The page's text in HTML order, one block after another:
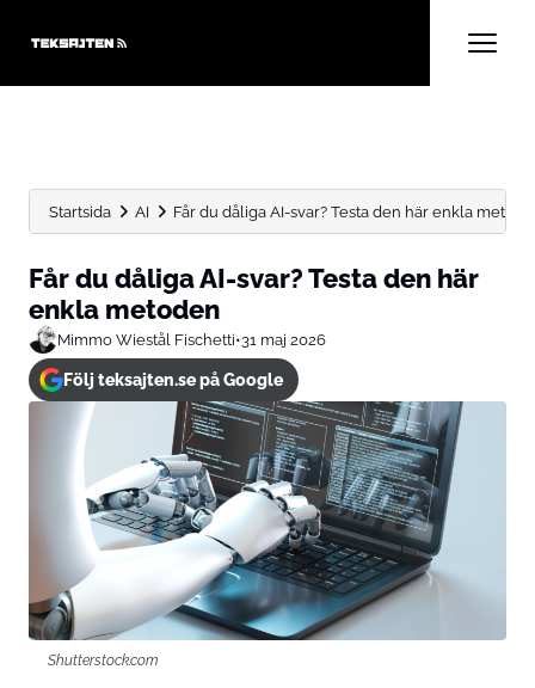
Startsida AI Får du dåliga AI-svar? Testa den här enkla
Får du dåliga AI-svar? Testa den här
enkla metoden
Mimmo Wiestål Fischetti•31 maj 2026
Följ teksajten.se på Google
Shutterstock.com